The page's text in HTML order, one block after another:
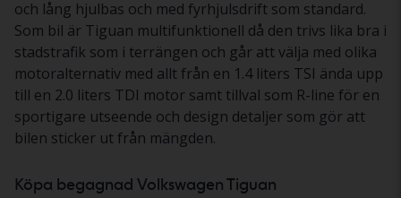
och lång hjulbas och med fyrhjulsdrift som standard.
Som bil är Tiguan multifunktionell då den trivs lika bra i
stadstrafik som i terrängen och går att välja med olika
motoralternativ med allt från en 1.4 liters TSI ända upp
till en 2.0 liters TDI motor samt tillval som R-line för en
sportigare utseende och design detaljer som gör att
bilen sticker ut från mängden.
Köpa begagnad Volkswagen Tiguan